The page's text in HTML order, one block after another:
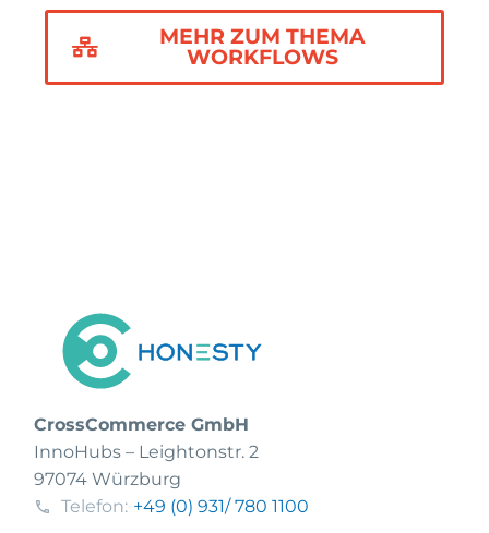
MEHR ZUM THEMA
WORKFLOWS
CrossCommerce GmbH
InnoHubs – Leightonstr. 2
97074 Würzburg
Telefon: +49 (0) 931/ 780 1100